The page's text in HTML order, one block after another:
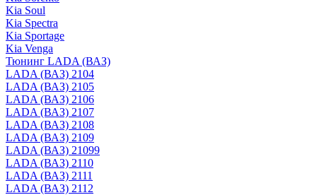
Kia Soul
Kia Spectra
Kia Sportage
Kia Venga
Тюнинг LADA (ВАЗ)
LADA (ВАЗ) 2104
LADA (ВАЗ) 2105
LADA (ВАЗ) 2106
LADA (ВАЗ) 2107
LADA (ВАЗ) 2108
LADA (ВАЗ) 2109
LADA (ВАЗ) 21099
LADA (ВАЗ) 2110
LADA (ВАЗ) 2111
LADA (ВАЗ) 2112